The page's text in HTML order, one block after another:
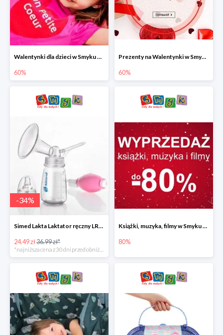
Walentynki dla dzieci w Smyku do -60%
60%
Prezenty na Walentynki w Smyku do -60%
60%
-34%
Simed Lakta Laktator ręczny LR-8 -34%
24.49 zł36.99 zł*
*najniższa cena z 30 dni przed obniżką
Książki, muzyka, filmy w Smyku do -80%
80%